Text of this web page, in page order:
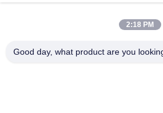
2:18 PM
Good day, what product are you